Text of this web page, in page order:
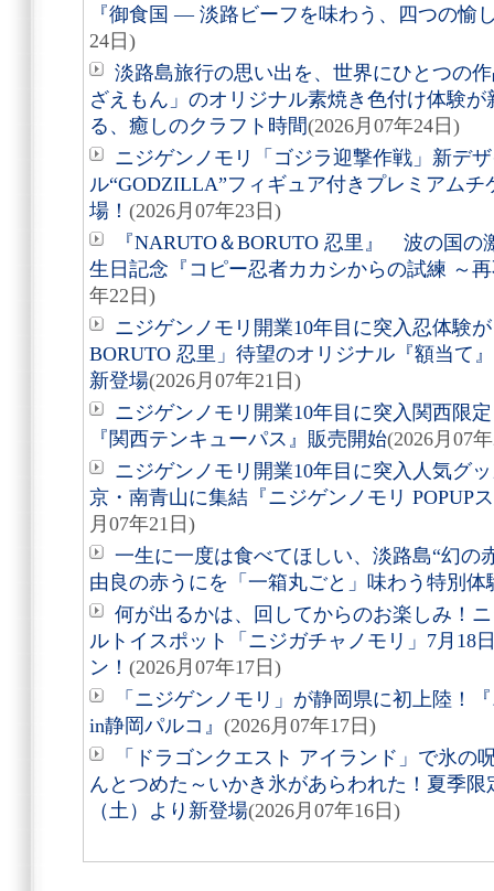
『御食国 ― 淡路ビーフを味わう、四つの愉
24日)
淡路島旅行の思い出を、世界にひとつの
ざえもん」のオリジナル素焼き色付け体験
る、癒しのクラフト時間(2026月07年24日)
ニジゲンノモリ「ゴジラ迎撃作戦」新デ
ル“GODZILLA”フィギュア付きプレミアム
場！ (2026月07年23日)
『NARUTO＆BORUTO 忍里』 波の国の
生日記念『コピー忍者カカシからの試練 ～
年22日)
ニジゲンノモリ開業10年目に突入忍体験
BORUTO 忍里」待望のオリジナル『額当て
新登場(2026月07年21日)
ニジゲンノモリ開業10年目に突入関西限
『関西テンキューパス』販売開始(2026月07
ニジゲンノモリ開業10年目に突入人気グ
京・南青山に集結『ニジゲンノモリ POPUP
月07年21日)
一生に一度は食べてほしい、淡路島“幻
由良の赤うにを「一箱丸ごと」味わう特別体
何が出るかは、回してからのお楽しみ！
ルトイスポット「ニジガチャノモリ」7月18
ン！ (2026月07年17日)
「ニジゲンノモリ」が静岡県に初上陸！
in静岡パルコ』 (2026月07年17日)
「ドラゴンクエスト アイランド」で氷の
んとつめた～いかき氷があらわれた！夏季
（土）より新登場(2026月07年16日)